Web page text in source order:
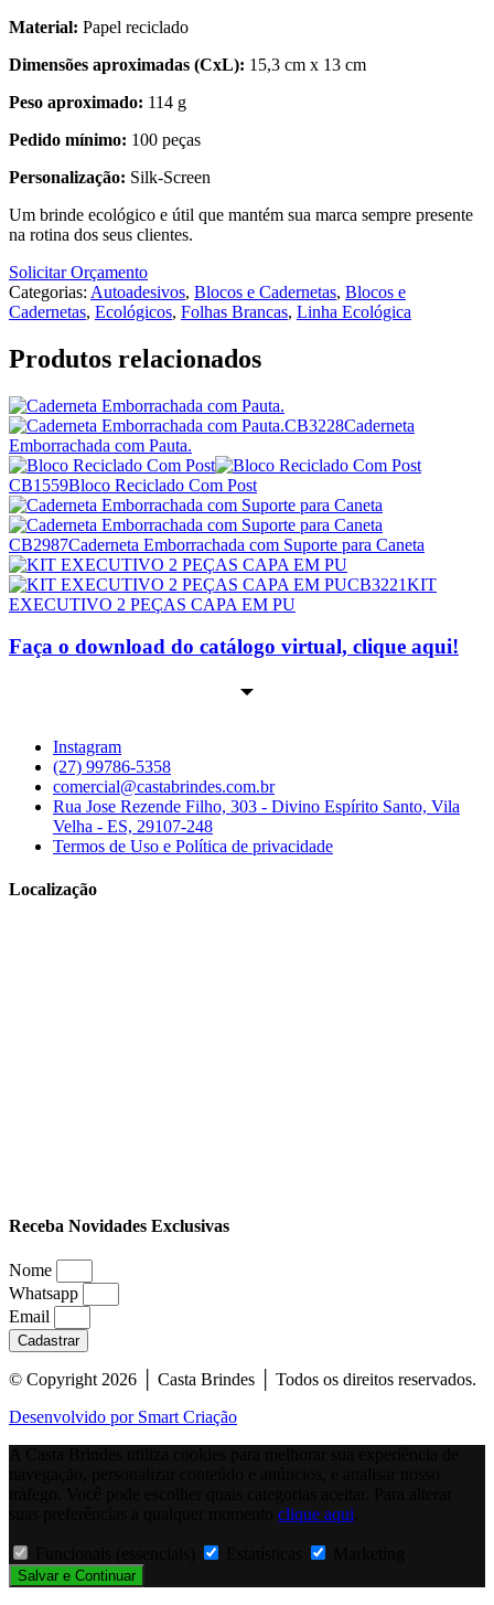
Material: Papel reciclado
Dimensões aproximadas (CxL): 15,3 cm x 13 cm
Peso aproximado: 114 g
Pedido mínimo: 100 peças
Personalização: Silk-Screen
Um brinde ecológico e útil que mantém sua marca sempre presente
na rotina dos seus clientes.
Solicitar Orçamento
Categorias: Autoadesivos, Blocos e Cadernetas, Blocos e
Cadernetas, Ecológicos, Folhas Brancas, Linha Ecológica
Produtos relacionados
CB3228Caderneta
Emborrachada com Pauta.
CB1559Bloco Reciclado Com Post
CB2987Caderneta Emborrachada com Suporte para Caneta
CB3221KIT
EXECUTIVO 2 PEÇAS CAPA EM PU
Faça o download do catálogo virtual, clique aqui!
Instagram
(27) 99786-5358
comercial@castabrindes.com.br
Rua Jose Rezende Filho, 303 - Divino Espírito Santo, Vila
Velha - ES, 29107-248
Termos de Uso e Política de privacidade
Localização
Receba Novidades Exclusivas
Nome
Whatsapp
Email
Cadastrar
© Copyright 2026 │ Casta Brindes │ Todos os direitos reservados.
Desenvolvido por Smart Criação
clique aqui
Salvar e Continuar